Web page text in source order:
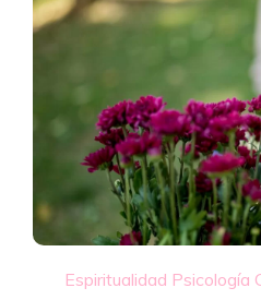
Espiritualidad Psicología